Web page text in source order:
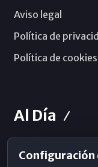
Aviso legal
Política de
Política de cookies
Al Día
Horarios de Misa
Configuración